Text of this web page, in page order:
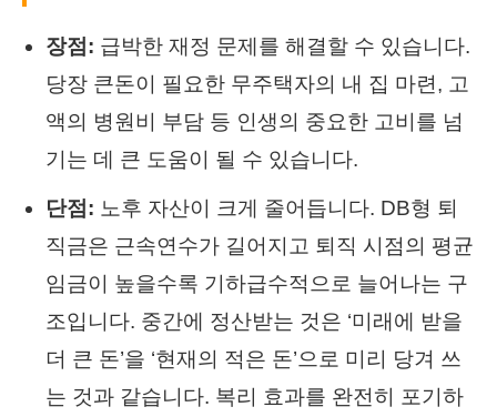
장점: 급박한 재정 문제를 해결할 수 있습니다.
당장 큰돈이 필요한 무주택자의 내 집 마련, 고
액의 병원비 부담 등 인생의 중요한 고비를 넘
기는 데 큰 도움이 될 수 있습니다.
단점: 노후 자산이 크게 줄어듭니다. DB형 퇴
직금은 근속연수가 길어지고 퇴직 시점의 평균
임금이 높을수록 기하급수적으로 늘어나는 구
조입니다. 중간에 정산받는 것은 ‘미래에 받을
더 큰 돈’을 ‘현재의 적은 돈’으로 미리 당겨 쓰
는 것과 같습니다. 복리 효과를 완전히 포기하